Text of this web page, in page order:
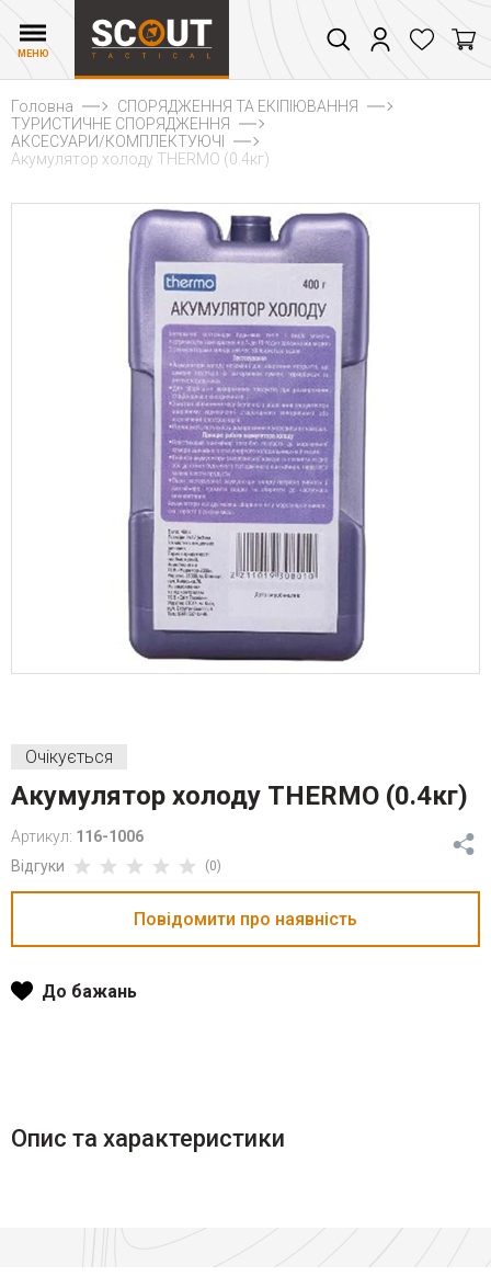
МЕНЮ
Головна
СПОРЯДЖЕННЯ ТА ЕКІПІЮВАННЯ
ТУРИСТИЧНЕ СПОРЯДЖЕННЯ
АКСЕСУАРИ/КОМПЛЕКТУЮЧІ
Акумулятор холоду THERMO (0.4кг)
Очікується
Акумулятор холоду THERMO (0.4кг)
Артикул: 116-1006
Відгуки
(0)
До бажань
Опис та характеристики